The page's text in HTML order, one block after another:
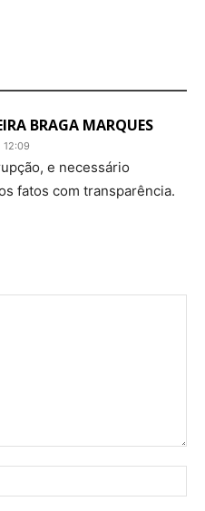
BRAGA MARQUES
12:09
e necessário
fatos com transparência.